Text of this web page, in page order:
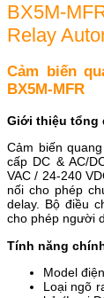
BX5M-
Relay
Cảm biến
BX5M-MFR
Giới thiệu tổng
Cảm biến
cấp DC & AC/
VAC / 24-240
nối cho phép
delay. Bộ điều
cho phép người
Tính năng
Model
Loại ngõ